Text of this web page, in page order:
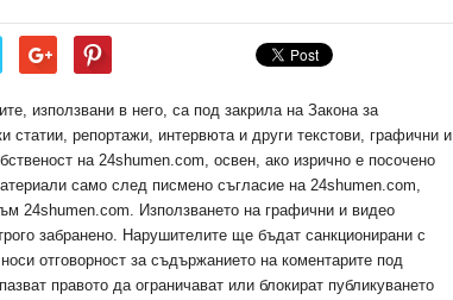
използвани в него, са под закрила на Закона за
статии, репортажи, интервюта и други текстови, графични и
на 24shumen.com, освен, ако изрично е посочено
само след писмено съгласие на 24shumen.com,
24shumen.com. Използването на графични и видео
забранено. Нарушителите ще бъдат санкционирани с
отговорност за съдържанието на коментарите под
правото да ограничават или блокират публикуването